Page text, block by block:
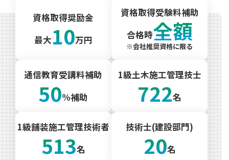
資格取得奨励金
最大10万円
資格取得受験料補助
合格時全額
※会社推奨資格に限る
通信教育受講料補助
50%補助
1級土木施工管理技士
722名
1級舗装施工管理技術者
513名
技術士(建設部門)
20名